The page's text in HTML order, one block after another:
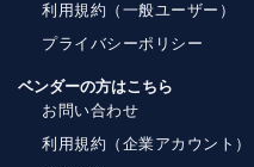
利用規約（一般ユーザー）
プライバシーポリシー
ベンダーの方はこちら
お問い合わせ
利用規約（企業アカウント）